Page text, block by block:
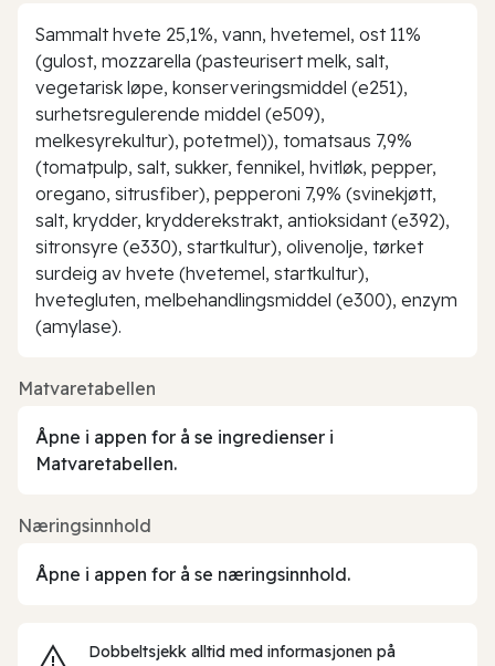
Sammalt hvete 25,1%, vann, hvetemel, ost 11%
(gulost, mozzarella (pasteurisert melk, salt,
vegetarisk løpe, konserveringsmiddel (e251),
surhetsregulerende middel (e509),
melkesyrekultur), potetmel)), tomatsaus 7,9%
(tomatpulp, salt, sukker, fennikel, hvitløk, pepper,
oregano, sitrusfiber), pepperoni 7,9% (svinekjøtt,
salt, krydder, krydderekstrakt, antioksidant (e392),
sitronsyre (e330), startkultur), olivenolje, tørket
surdeig av hvete (hvetemel, startkultur),
hvetegluten, melbehandlingsmiddel (e300), enzym
(amylase).
Matvaretabellen
Åpne i appen for å se ingredienser i
Matvaretabellen.
Næringsinnhold
Åpne i appen for å se næringsinnhold.
Dobbeltsjekk alltid med informasjonen på